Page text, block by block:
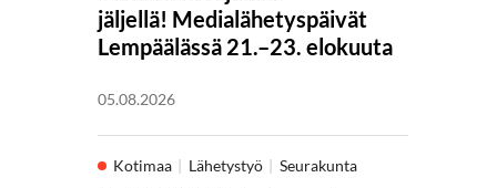
jäljellä! Medialähetyspäivät
Lempäälässä 21.–23. elokuuta
05.08.2026
Kotimaa Lähetystyö Seurakunta